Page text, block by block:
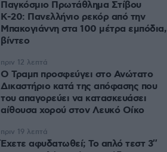
Παγκόσμιο Πρωτάθλημα Στίβου
Κ-20: Πανελλήνιο ρεκόρ από την
Μπακογιάννη στα 100 μέτρα εμπόδια,
βίντεο
Ο Τραμπ προσφεύγει στο Ανώτατο
Δικαστήριο κατά της απόφασης που
του απαγορεύει να κατασκευάσει
αίθουσα χορού στον Λευκό Οίκο
πριν 12 λεπτά
Έχετε αφυδατωθεί; Το απλό τεστ 3″
πριν 19 λεπτά